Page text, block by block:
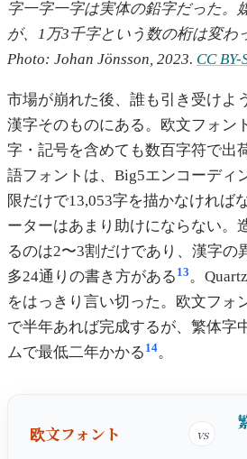
字一字一字は実体の鉛字だった。
が、1万3千字という数の桁は変わ
Photo: Johan Jönsson, 2023. CC BY-
市場が崩れた後、誰も引き受けよ
漢字そのものにある。欧文フォン
字・記号を含めても数百字符で出
語フォントは、Big5エンコーディ
限だけで13,053字を描かなければ
ーターはあまり助けにならない。
るのは2〜3割だけであり、漢字の
多24通りの書き方がある 13。
をはっきり言い切った。欧文フォ
で半年あれば完成するが、繁体字
ムで最低二年かかる 14。
欧文フォント vs